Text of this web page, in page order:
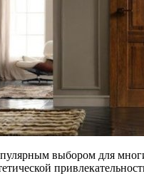
выбором для